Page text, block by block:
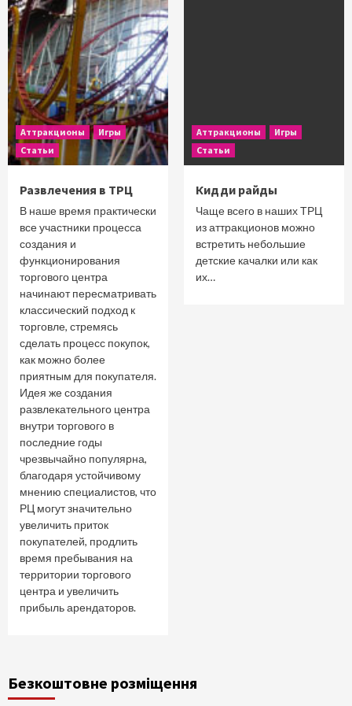
Аттракционы
Игры
Статьи
Развлечения в ТРЦ
В наше время практически
все участники процесса
создания и
функционирования
торгового центра
начинают пересматривать
классический подход к
торговле, стремясь
сделать процесс покупок,
как можно более
приятным для покупателя.
Идея же создания
развлекательного центра
внутри торгового в
последние годы
чрезвычайно популярна,
благодаря устойчивому
мнению специалистов, что
РЦ могут значительно
увеличить приток
покупателей, продлить
время пребывания на
территории торгового
центра и увеличить
прибыль арендаторов.
Аттракционы
Игры
Статьи
Кидди райды
Чаще всего в наших ТРЦ
из аттракционов можно
встретить небольшие
детские качалки или как
их…
Безкоштовне розміщення